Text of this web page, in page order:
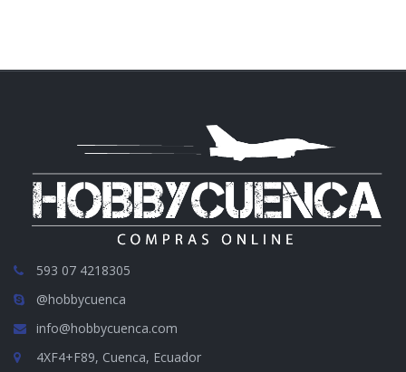
593 07 4218305
@hobbycuenca
info@hobbycuenca.com
4XF4+F89, Cuenca, Ecuador